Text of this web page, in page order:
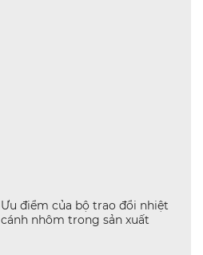
Ưu điểm của bộ trao đổi nhiệt
cánh nhôm trong sản xuất